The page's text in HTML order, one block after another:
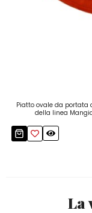
Piatto ovale da
della linea
La